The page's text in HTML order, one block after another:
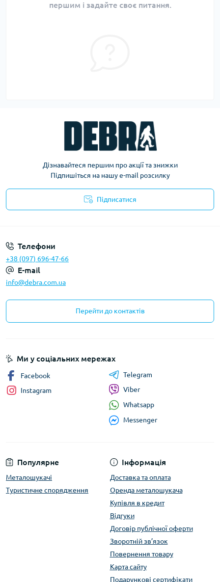
першим і задайте своє питання.
Дізнавайтеся першим про акції та знижки
Підпишіться на нашу e-mail розсилку
Підписатися
Телефони
+38 (097) 696-47-66
E-mail
info@debra.com.ua
Перейти до контактів
Популярне
Металошукачі
Туристичне спорядження
Інформація
Доставка та оплата
Оренда металошукача
Купівля в кредит
Відгуки
Договір публічної оферти
Зворотній зв’язок
Повернення товару
Карта сайту
Подарункові сертифікати
Ми у соціальних мережах
Facebook
Instagram
Telegram
Viber
Whatsapp
Messenger